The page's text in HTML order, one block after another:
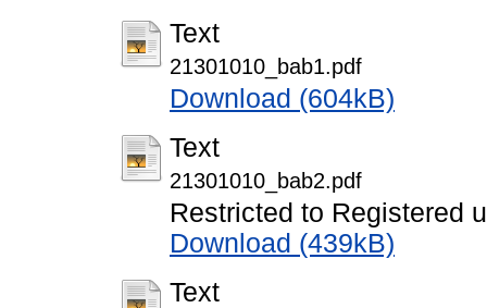
Text
21301010_bab1.pdf
Download (604kB)
Text
21301010_bab2.pdf
Restricted to Registered
Download (439kB)
Text